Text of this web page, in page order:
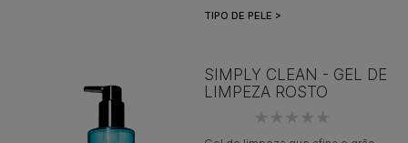
TIPO DE PELE >
SIMPLY CLEAN - GEL DE
LIMPEZA ROSTO